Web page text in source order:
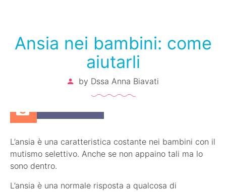
Ansia nei bambini: come
aiutarli
by Dssa Anna Biavati
L’ansia è una caratteristica costante nei bambini con il
mutismo selettivo. Anche se non appaino tali ma lo
sono dentro.
L’ansia è una normale risposta a qualcosa di